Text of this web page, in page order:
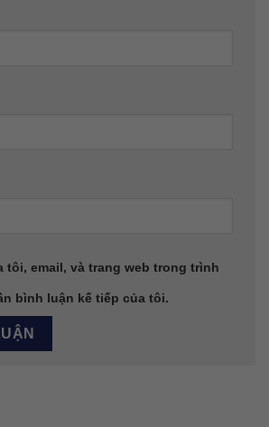
tôi, email, và trang web trong trình
bình luận kế tiếp của tôi.